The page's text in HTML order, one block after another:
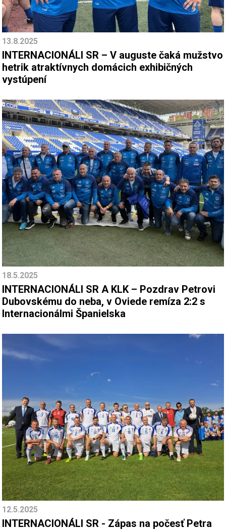
13.8.2025
INTERNACIONÁLI SR – V auguste čaká mužstvo
hetrik atraktívnych domácich exhibičných
vystúpení
18.5.2025
INTERNACIONÁLI SR A KLK – Pozdrav Petrovi
Dubovskému do neba, v Oviede remíza 2:2 s
Internacionálmi Španielska
12.5.2025
INTERNACIONÁLI SR - Zápas na počesť Petra